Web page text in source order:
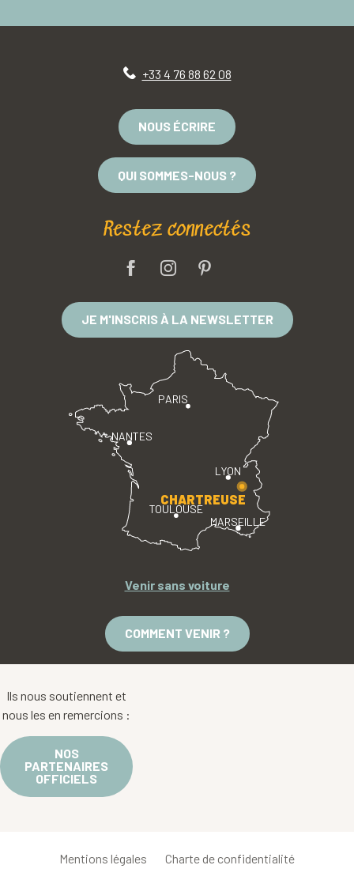
+33 4 76 88 62 08
NOUS ÉCRIRE
QUI SOMMES-NOUS ?
Restez connectés
JE M'INSCRIS À LA NEWSLETTER
PARIS
LYON
TOULOUSE
MARSEILLE
NANTES
CHARTREUSE
Venir sans voiture
COMMENT VENIR ?
Ils nous soutiennent et
nous les en remercions :
NOS
PARTENAIRES
OFFICIELS
Mentions légales Charte de confidentialité